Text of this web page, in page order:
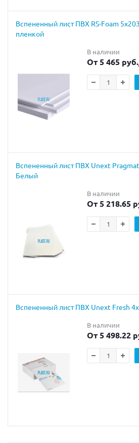
Вспененный лист ПВХ RS-Foam
пленкой
В наличии
От 5 465 руб.
Вспененный лист ПВХ Unext
Белый
В наличии
От 5 218.65
Вспененный лист ПВХ Unext Fresh
В наличии
От 5 498.22